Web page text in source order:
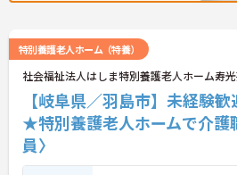
特別養護老人ホーム（特養）
社会福祉法人はしま特別養護老人ホーム寿
【岐阜県／羽島市】未経験
★特別養護老人ホームで介護
員〉